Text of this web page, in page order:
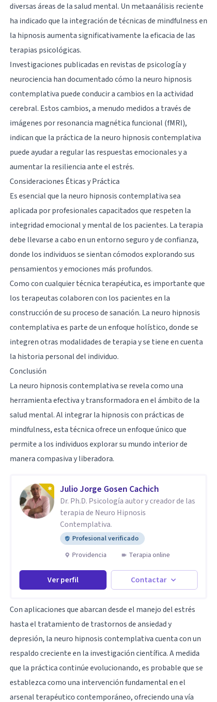
diversas áreas de la salud mental. Un metaanálisis reciente
ha indicado que la integración de técnicas de mindfulness en
la hipnosis aumenta significativamente la eficacia de las
terapias psicológicas.
Investigaciones publicadas en revistas de psicología y
neurociencia han documentado cómo la neuro hipnosis
contemplativa puede conducir a cambios en la actividad
cerebral. Estos cambios, a menudo medidos a través de
imágenes por resonancia magnética funcional (fMRI),
indican que la práctica de la neuro hipnosis contemplativa
puede ayudar a regular las respuestas emocionales y a
aumentar la resiliencia ante el estrés.
Consideraciones Éticas y Práctica
Es esencial que la neuro hipnosis contemplativa sea
aplicada por profesionales capacitados que respeten la
integridad emocional y mental de los pacientes. La terapia
debe llevarse a cabo en un entorno seguro y de confianza,
donde los individuos se sientan cómodos explorando sus
pensamientos y emociones más profundos.
Como con cualquier técnica terapéutica, es importante que
los terapeutas colaboren con los pacientes en la
construcción de su proceso de sanación. La neuro hipnosis
contemplativa es parte de un enfoque holístico, donde se
integren otras modalidades de terapia y se tiene en cuenta
la historia personal del individuo.
Conclusión
La neuro hipnosis contemplativa se revela como una
herramienta efectiva y transformadora en el ámbito de la
salud mental. Al integrar la hipnosis con prácticas de
mindfulness, esta técnica ofrece un enfoque único que
permite a los individuos explorar su mundo interior de
manera compasiva y liberadora.
Julio Jorge Gosen Cachich
Dr. Ph.D. Psicología autor y creador de las
terapia de Neuro Hipnosis
Contemplativa.
Profesional verificado
Providencia
Terapia online
Ver perfil Contactar
Con aplicaciones que abarcan desde el manejo del estrés
hasta el tratamiento de trastornos de ansiedad y
depresión, la neuro hipnosis contemplativa cuenta con un
respaldo creciente en la investigación científica. A medida
que la práctica continúe evolucionando, es probable que se
establezca como una intervención fundamental en el
arsenal terapéutico contemporáneo, ofreciendo una vía